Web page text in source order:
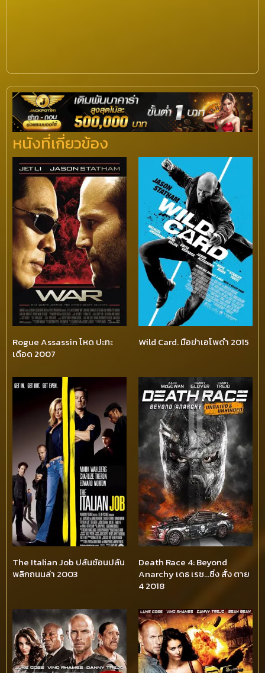
หนังที่เกี่ยวข้อง
Rogue Assassin โหด ปะทะ
เดือด 2007
Wild Card. มือฆ่าเอโพดำ 2015
The Italian Job ปล้นซ้อนปล้น
พลิกถนนล่า 2003
Death Race 4: Beyond
Anarchy เดธ เรซ…ซิ่ง สั่ง ตาย
4 2018